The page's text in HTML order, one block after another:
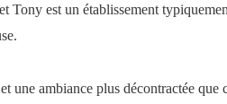
Tony est un établissement
une ambiance plus décontractée